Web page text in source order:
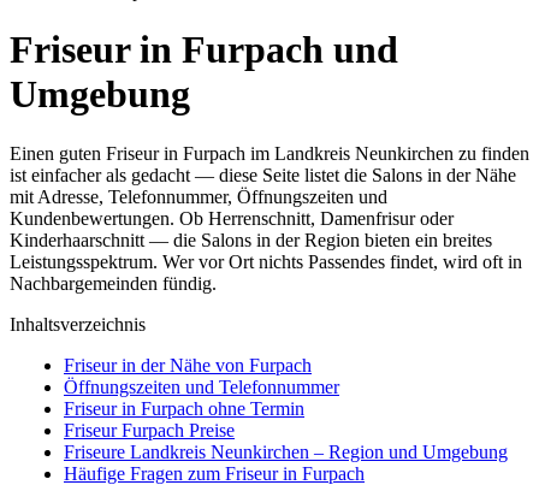
Friseur in Furpach und
Umgebung
Einen guten Friseur in Furpach im Landkreis Neunkirchen zu finden
ist einfacher als gedacht — diese Seite listet die Salons in der Nähe
mit Adresse, Telefonnummer, Öffnungszeiten und
Kundenbewertungen. Ob Herrenschnitt, Damenfrisur oder
Kinderhaarschnitt — die Salons in der Region bieten ein breites
Leistungsspektrum. Wer vor Ort nichts Passendes findet, wird oft in
Nachbargemeinden fündig.
Inhaltsverzeichnis
Friseur in der Nähe von Furpach
Öffnungszeiten und Telefonnummer
Friseur in Furpach ohne Termin
Friseur Furpach Preise
Friseure Landkreis Neunkirchen – Region und Umgebung
Häufige Fragen zum Friseur in Furpach